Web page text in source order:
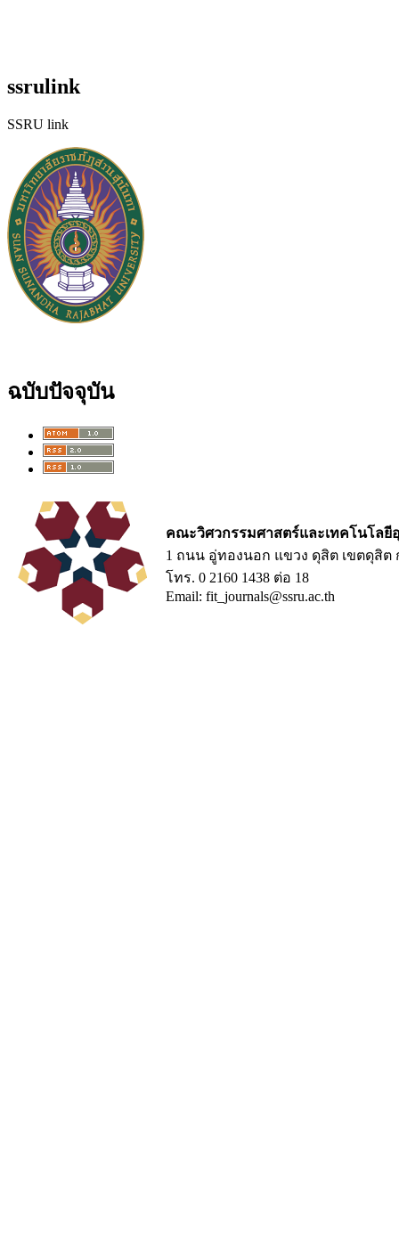
ssrulink
SSRU link
ฉบับปัจจุบัน
คณะวิศวกรรมศาสตร์และเทคโนโล
1 ถนน อู่ทองนอก แขวง ดุสิต เขตดุสิต
โทร. 0 2160 1438 ต่อ 18
Email: fit_journals@ssru.ac.th